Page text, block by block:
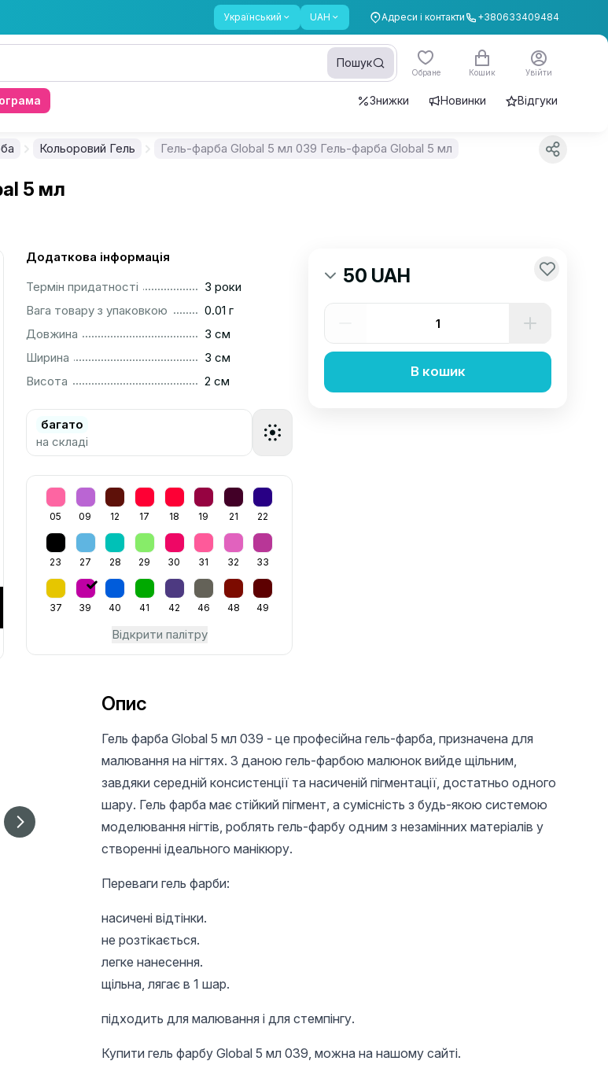
Український UAH Адреси і контакти +380633409484
Пошук
Обране Кошик Увійти
Знижки Новинки Відгуки
Кольоровий Гель Гель-фарба Global 5 мл 039 Гель-фарба Global 5 мл
5 мл
Додаткова інформація
Термін придатності
3 роки
Вага товару з упаковкою
0.01 г
Довжина
3 см
Ширина
3 см
Висота
2 см
багато
на складі
05 09 12 17 18 19 21 22
23 27 28 29 30 31 32 33
37 39 40 41 42 46 48 49
Відкрити палітру
50 UAH
В кошик
Гель-фарба Global
Гель-фарба Global
Опис
Гель фарба Global 5 мл 039 - це професійна гель-фарба, призначена для
малювання на нігтях. З даною гель-фарбою малюнок вийде щільним,
завдяки середній консистенції та насиченій пігментації, достатньо одного
шару. Гель фарба має стійкий пігмент, а сумісність з будь-якою системою
моделювання нігтів, роблять гель-фарбу одним з незамінних матеріалів у
створенні ідеального манікюру.
Переваги гель фарби:
насичені відтінки.
не розтікається.
легке нанесення.
щільна, лягає в 1 шар.
підходить для малювання і для стемпінгу.
Купити гель фарбу Global 5 мл 039, можна на нашому сайті.